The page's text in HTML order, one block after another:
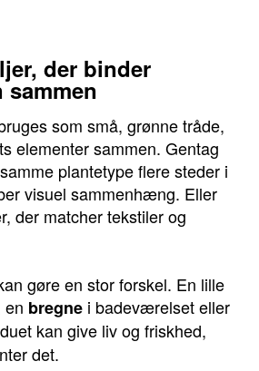
der binder
som små, grønne tråde,
elementer sammen. Gentag
plantetype flere steder i
visuel sammenhæng. Eller
der matcher tekstiler og
gøre en stor forskel. En lille
en bregne i badeværelset eller
kan give liv og friskhed,
det.